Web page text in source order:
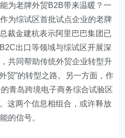
为老牌外贸B2B带来温暖？一
为综试区首批试点企业的老牌
裁金建杭表示阿里巴巴集团已
出口等领域与综试区开展深
共同帮助传统外贸企业转型升
贸”的转型之路。另一方面，作
青岛跨境电子商务综合试验区
这两个信息相组合，或许释放
的信号。